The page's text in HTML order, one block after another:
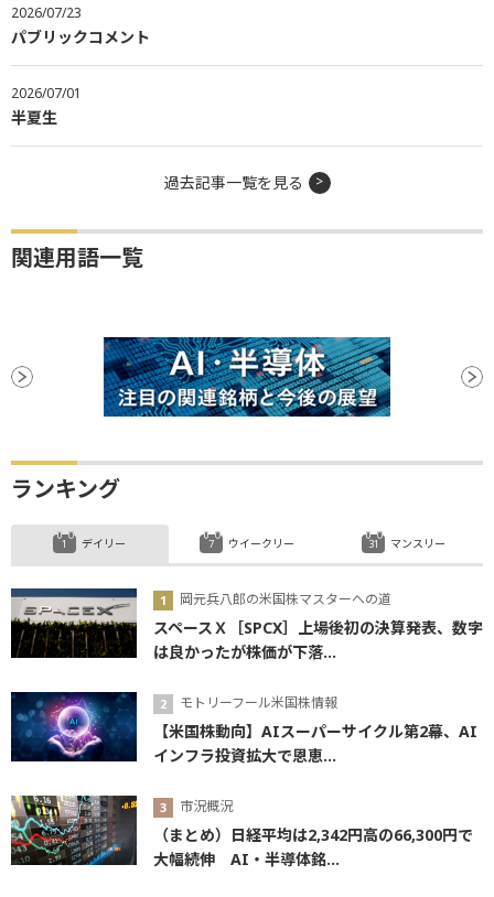
2026/07/23
パブリックコメント
2026/07/01
半夏生
過去記事一覧を見る
関連用語一覧
ランキング
デイリー
岡元兵八郎の米国株マスターへの道
スペースＸ［SPCX］上場後初の決算発表、数字
は良かったが株価が下落...
モトリーフール米国株情報
【米国株動向】AIスーパーサイクル第2幕、AI
インフラ投資拡大で恩恵...
市況概況
（まとめ）日経平均は2,342円高の66,300円で
大幅続伸 AI・半導体銘...
ウイークリー マンスリー